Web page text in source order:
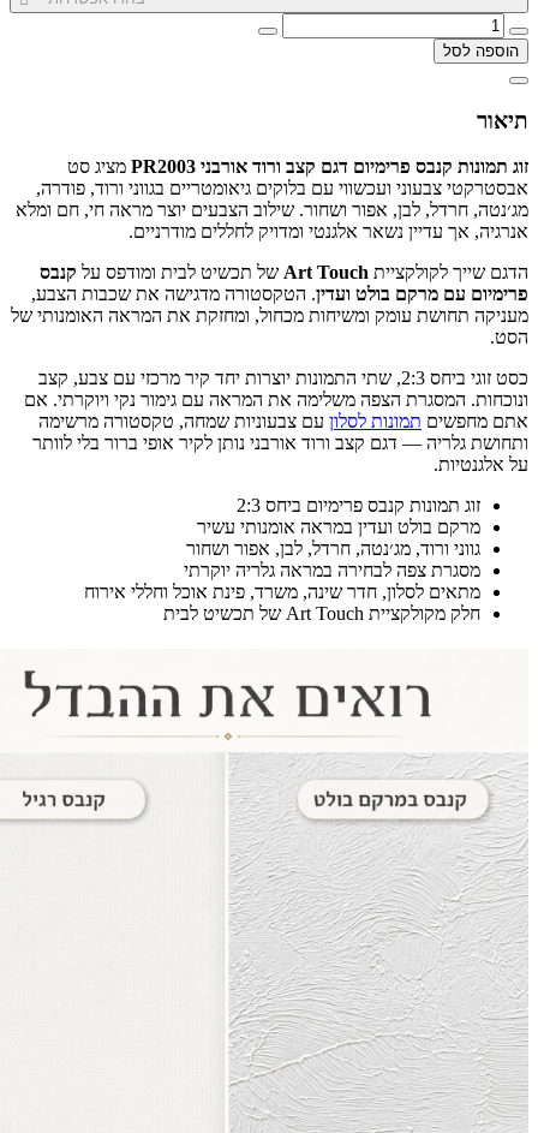
הוספה לסל
תיאור
זוג תמונות קנבס פרימיום דגם קצב ורוד אורבני PR2003
מציג סט
אבסטרקטי צבעוני ועכשווי עם בלוקים גיאומטריים בגווני ורוד, פודרה,
מג׳נטה, חרדל, לבן, אפור ושחור. שילוב הצבעים יוצר מראה חי, חם ומלא
אנרגיה, אך עדיין נשאר אלגנטי ומדויק לחללים מודרניים.
הדגם שייך לקולקציית Art Touch של תכשיט לבית ומודפס על קנבס
פרימיום עם מרקם בולט ועדין. הטקסטורה מדגישה את שכבות הצבע,
מעניקה תחושת עומק ומשיחות מכחול, ומחזקת את המראה האומנותי של
הסט.
כסט זוגי ביחס 2:3, שתי התמונות יוצרות יחד קיר מרכזי עם צבע, קצב
ונוכחות. המסגרת הצפה משלימה את המראה עם גימור נקי ויוקרתי. אם
אתם מחפשים תמונות לסלון עם צבעוניות שמחה, טקסטורה מרשימה
ותחושת גלריה — דגם קצב ורוד אורבני נותן לקיר אופי ברור בלי לוותר
על אלגנטיות.
זוג תמונות קנבס פרימיום ביחס 2:3
מרקם בולט ועדין במראה אומנותי עשיר
גווני ורוד, מג׳נטה, חרדל, לבן, אפור ושחור
מסגרת צפה לבחירה במראה גלריה יוקרתי
מתאים לסלון, חדר שינה, משרד, פינת אוכל וחללי אירוח
חלק מקולקציית Art Touch של תכשיט לבית